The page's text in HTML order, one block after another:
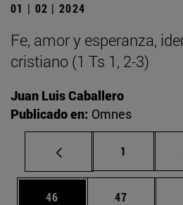
01 | 02 | 2024
Fe, amor y esperanza,
cristiano (1 Ts 1, 2-3)
Juan Luis Caballero
Publicado en: Omnes
Página
1
Página
46 Página
47